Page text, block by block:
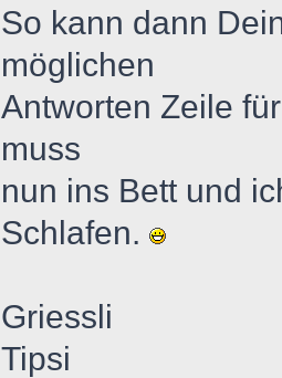
So kann dann
möglichen
Antworten Zeile
muss
nun ins Bett und
Schlafen.
Griessli
Tipsi